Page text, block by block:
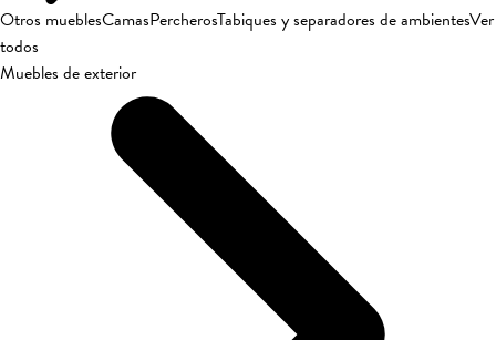
Otros mueblesCamasPercherosTabiques y separadores de ambientesVer
todos
Muebles de exterior